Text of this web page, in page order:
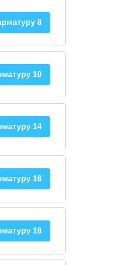
8
10
14
16
18